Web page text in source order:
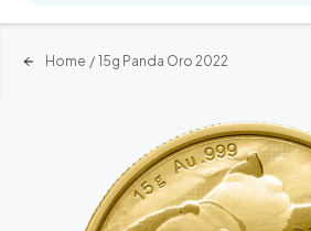
Home / 15g Panda Oro 2022